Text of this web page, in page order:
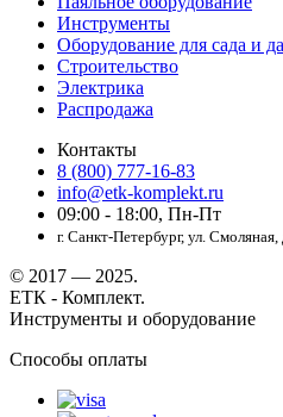
Инструменты
Оборудование для сада и
Строительство
Электрика
Распродажа
Контакты
8 (800) 777-16-83
info@etk-komplekt.ru
09:00 - 18:00, Пн-Пт
г. Санкт-Петербург, ул.
© 2017 — 2025.
ЕТК - Комплект.
Инструменты и оборудование
Способы оплаты